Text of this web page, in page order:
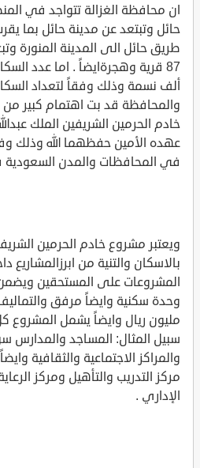
ان محافظة الغزالة تتواجد في
والمحافظة قد بت اهتمام كبير
خادم الحرمين الشريفين الملك
عهده الأمين حفظهما الله وذلك
في المحافظات والمدن
ويعتبر مشروع خادم الحرمين
بالاسكان والتنية من ابرزالمشاريع
مليون ريال وايضاً يشمل المشروع
سبيل المثال: المساجد والمدارس
والمراكز الاجتماعية والثقافية
مركز التدريب والتأهيل ومركز
الإداري .